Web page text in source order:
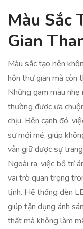
Màu Sắc
Gian
Màu sắc tạo nên
hồn thư giãn mà còn
Những gam màu
thường được ưa
chịu. Bên cạnh đó,
sự mới mẻ, giúp
vẫn giữ được sự
Ngoài ra, việc bố trí
vai trò quan trọng
tịnh. Hệ thống đèn
giúp tận dụng ánh
thất mà không làm